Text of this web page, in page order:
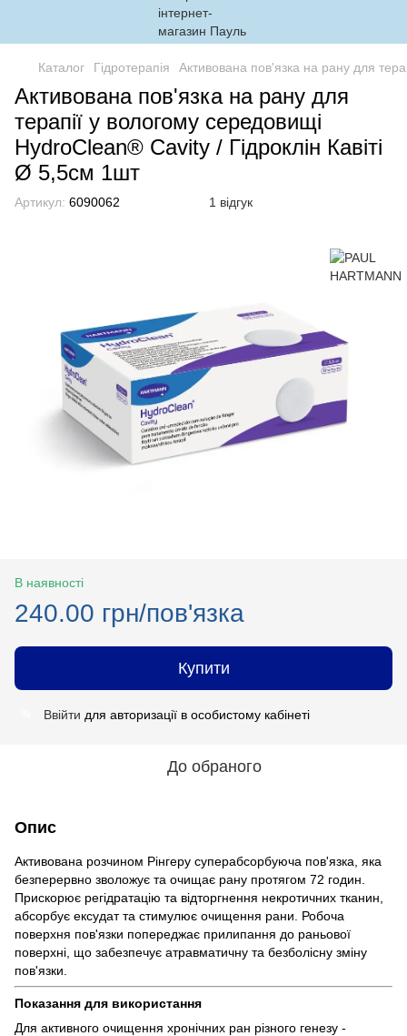
Каталог Гідротерапія Активована пов'язка на рану для
Активована пов'язка на рану для
терапії у вологому середовищі
HydroClean® Cavity / Гідроклін Кавіті
Ø 5,5см 1шт
Артикул: 6090062 1 відгук
В наявності
240.00 грн/пов'язка
Купити
Ввійти для авторизації в особистому кабінеті
До обраного
Опис
Активована розчином Рінгеру суперабсорбуюча пов'язка, яка
безперервно зволожує та очищає рану протягом 72 годин.
Прискорює регідратацію та відторгнення некротичних тканин,
абсорбує ексудат та стимулює очищення рани. Робоча
поверхня пов'язки попереджає прилипання до раньової
поверхні, що забезпечує атравматичну та безболісну зміну
пов'язки.
Показання для використання
Для активного очищення хронічних ран різного генезу -